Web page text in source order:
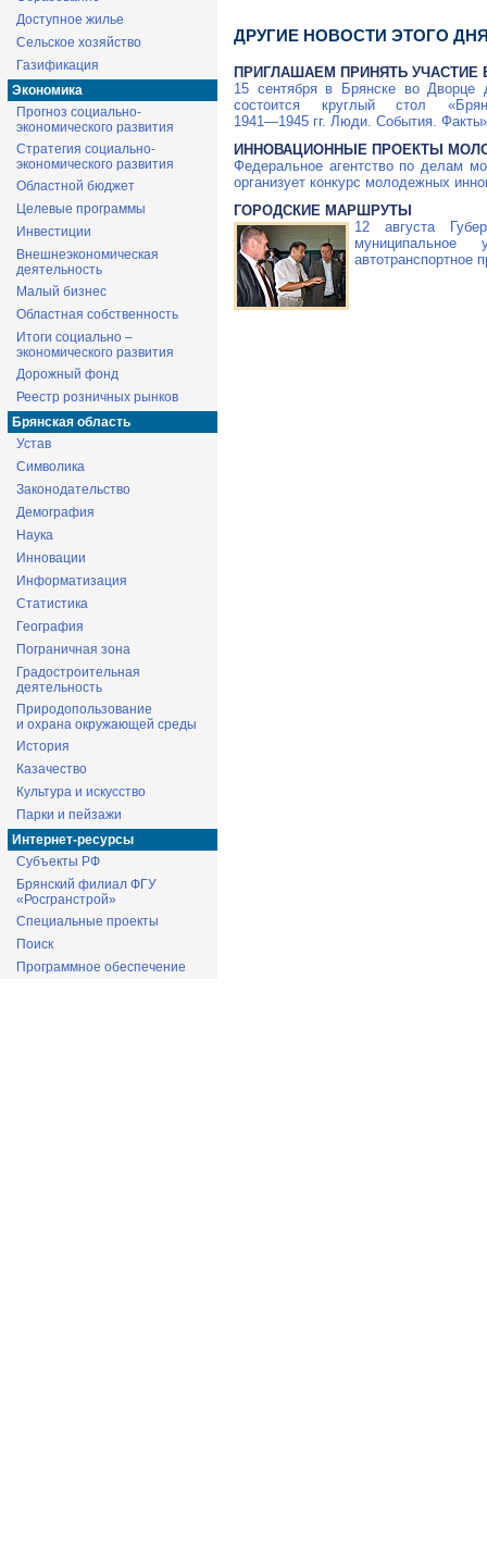
Доступное жилье
Сельское хозяйство
Газификация
Экономика
Прогноз социально-
экономического развития
Стратегия социально-
экономического развития
Областной бюджет
Целевые программы
Инвестиции
Внешнеэкономическая
деятельность
Малый бизнес
Областная собственность
Итоги социально –
экономического развития
Дорожный фонд
Реестр розничных рынков
Брянская область
Устав
Символика
Законодательство
Демография
Наука
Инновации
Информатизация
Статистика
География
Пограничная зона
Градостроительная
деятельность
Природопользование
и охрана окружающей среды
История
Казачество
Культура и искусство
Парки и пейзажи
Интернет-ресурсы
Субъекты РФ
Брянский филиал ФГУ
«Росгранстрой»
Специальные проекты
Поиск
Программное обеспечение
ДРУГИЕ НОВОСТИ ЭТОГО
ПРИГЛАШАЕМ ПРИНЯТЬ УЧАСТИЕ
15 сентября в Брянске во Дворце
состоится круглый стол
1941—1945 гг. Люди. События.
ИННОВАЦИОННЫЕ ПРОЕКТЫ
Федеральное агентство по делам
организует конкурс молодежных
ГОРОДСКИЕ МАРШРУТЫ
12 августа
муниципальное
автотранспортное